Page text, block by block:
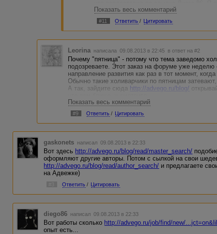
что выносил поиск, но увы и ах, там
кило стоят в пределах разумного, не
общая сумма невелика.
А ругаться на меня не надо, я же не от
Показать весь комментарий
#11 Ответить / Цитировать
Leorina написала 09.08.2013 в 22:45 в ответ на #2
Почему "пятница" - потому что тема заведомо
подозреваете. Этот заказ на форуме уже
направление развития как раз в тот момент,
Обычно такие холиварчики по пятницам
А так, зайдите сюда http://advego.ru/blog/
Показать весь комментарий
#9 Ответить / Цитировать
gaskonets написал 09.08.2013 в 22:33
Вот здесь http://advego.ru/blog/read/master_search/
оформляют другие авторы. Потом с сылкой на свои
http://advego.ru/blog/read/author_search/ и предлагаете
на Адвежке)
Ответить / Цитировать
diego86 написал 09.08.2013 в 22:33
Вот работы сколько http://advego.ru/job/find/new/
опыт есть...